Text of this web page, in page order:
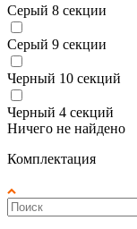
Серый 8 секции
Серый 9 секции
Черный 10 секций
Черный 4 секций
Ничего не найдено
Комплектация